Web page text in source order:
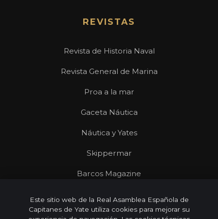
REVISTAS
Revista de Historia Naval
Revista General de Marina
Proa a la mar
Gaceta Náutica
Náutica y Yates
Skippermar
Barcos Magazine
Este sitio web de la Real Asamblea Española de
Capitanes de Yate utiliza cookies para mejorar su